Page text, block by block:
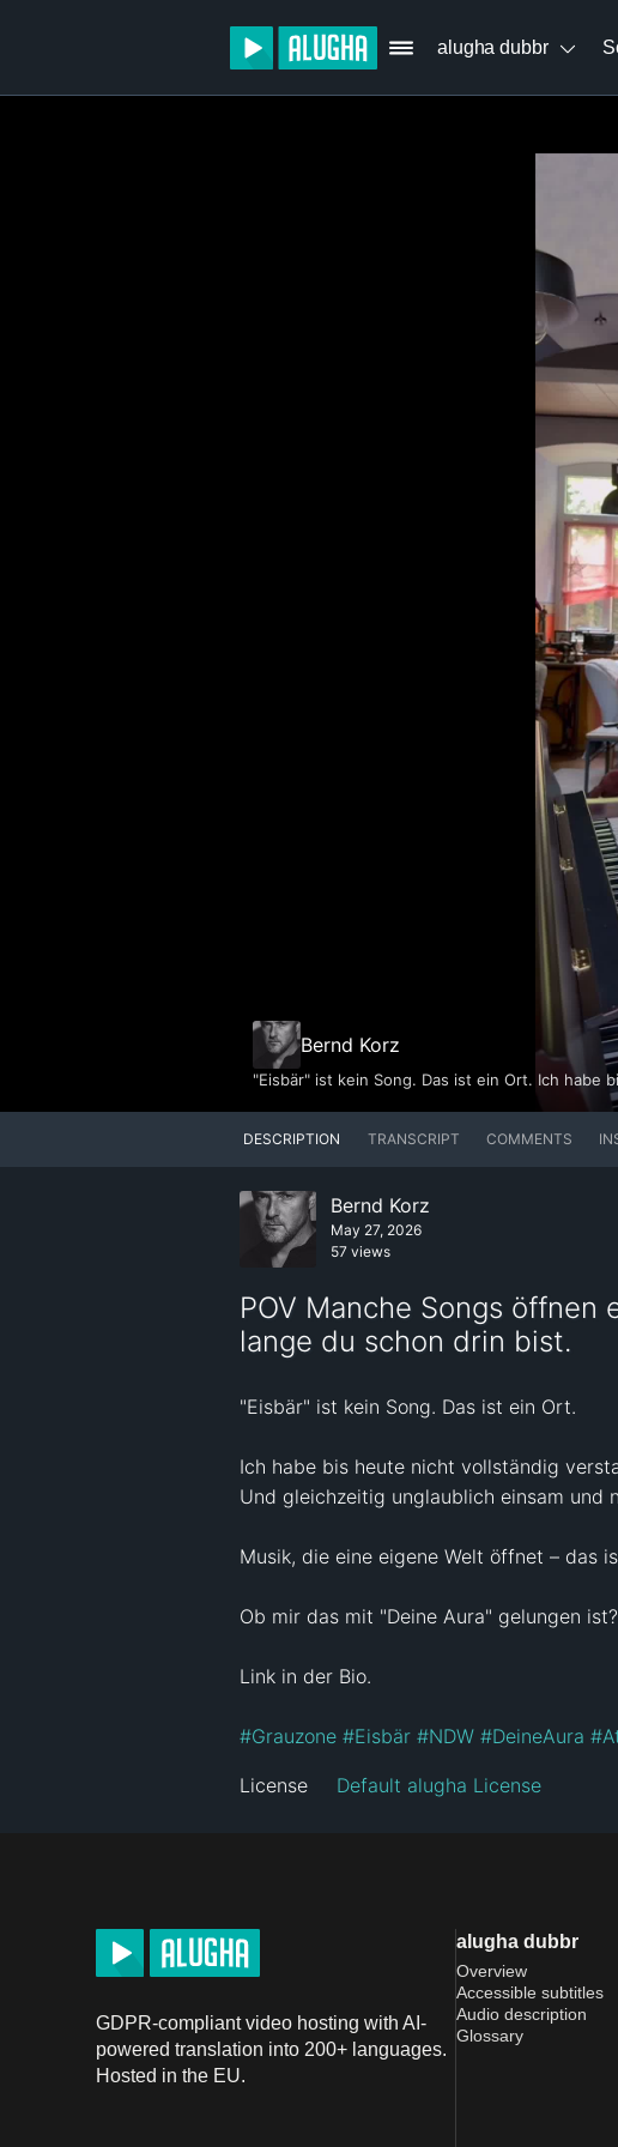
alugha dubbr
Bernd Korz
DESCRIPTION TRANSCRIPT COMMENTS
Bernd Korz
May 27, 2026
57 views
POV Manche Songs
lange du schon drin bist.
"Eisbär" ist kein Song. Das ist ein Ort.
Ich habe bis heute nicht vollständig
Und gleichzeitig unglaublich einsam und
Musik, die eine eigene Welt öffnet – das
Ob mir das mit "Deine Aura" gelungen
Link in der Bio.
#Grauzone #Eisbär #NDW #DeineAura
License Default alugha License
GDPR-compliant video hosting with AI-
powered translation into 200+ languages.
Hosted in the EU.
alugha dubbr
Overview
Accessible subtitles
Audio description
Glossary